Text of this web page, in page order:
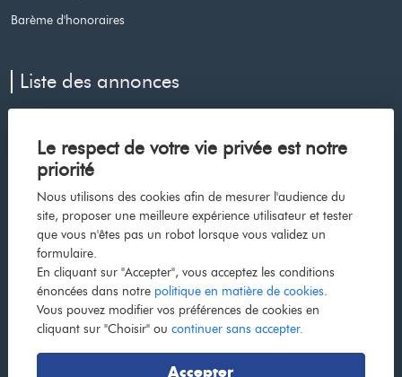
Le respect de votre vie privée est notre
priorité
Nous utilisons des cookies afin de mesurer l'audience du
site, proposer une meilleure expérience utilisateur et tester
que vous n'êtes pas un robot lorsque vous validez un
formulaire.
En cliquant sur "Accepter", vous acceptez les conditions
énoncées dans notre politique en matière de cookies.
Vous pouvez modifier vos préférences de cookies en
cliquant sur "Choisir" ou continuer sans accepter.
Accepter
Barème d'honoraires
Liste des annonces
Maison à vendre à Voiron
Maison à vendre à Les avenieres veyrins thuellin
Maison à vendre à La cote saint andre
Maison à vendre à Bourgoin jallieu
Appartement à vendre à Grenoble
Appartement à vendre à La tour du pin
Maison à vendre à Dolomieu
Maison à vendre à La tour du pin